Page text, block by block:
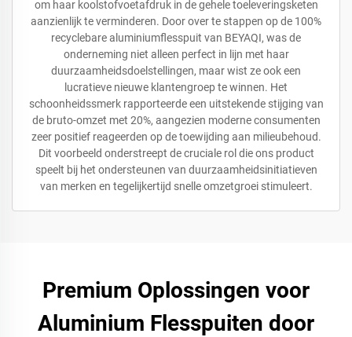
om haar koolstofvoetafdruk in de gehele toeleveringsketen
aanzienlijk te verminderen. Door over te stappen op de 100%
recyclebare aluminiumflesspuit van BEYAQI, was de
onderneming niet alleen perfect in lijn met haar
duurzaamheidsdoelstellingen, maar wist ze ook een
lucratieve nieuwe klantengroep te winnen. Het
schoonheidssmerk rapporteerde een uitstekende stijging van
de bruto-omzet met 20%, aangezien moderne consumenten
zeer positief reageerden op de toewijding aan milieubehoud.
Dit voorbeeld onderstreept de cruciale rol die ons product
speelt bij het ondersteunen van duurzaamheidsinitiatieven
van merken en tegelijkertijd snelle omzetgroei stimuleert.
Premium Oplossingen voor
Aluminium Flesspuiten door